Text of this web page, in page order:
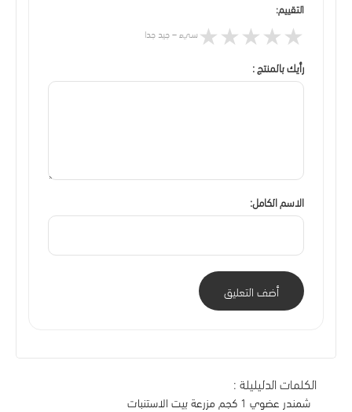
التقييم:
★★★★★ سيء – جيد جدا
رأيك بالمنتج :
الاسم الكامل:
أضف التعليق
الكلمات الدليليلة :
شمندر عضوي 1 كجم مزرعة بيت الاستنبات